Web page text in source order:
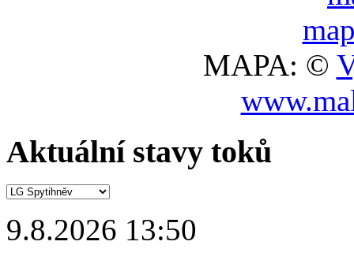
MAPA: ©
Aktuální stavy toků
9.8.2026 13:50